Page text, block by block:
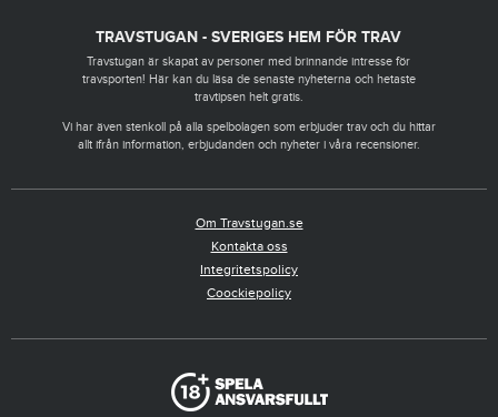
TRAVSTUGAN - SVERIGES HEM FÖR TRAV
Travstugan är skapat av personer med brinnande intresse för
travsporten! Här kan du läsa de senaste nyheterna och hetaste
travtipsen helt gratis.
Vi har även stenkoll på alla spelbolagen som erbjuder trav och du hittar
allt ifrån information, erbjudanden och nyheter i våra recensioner.
Om Travstugan.se
Kontakta oss
Integritetspolicy
Coockiepolicy